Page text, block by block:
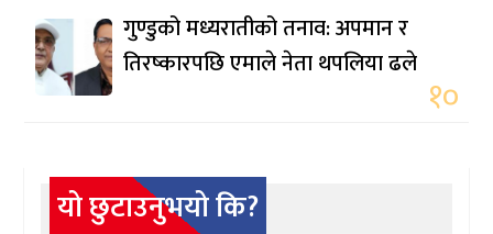
गुण्डुको मध्यरातीको तनाव: अपमान र
तिरष्कारपछि एमाले नेता थपलिया ढले
१०
यो छुटाउनुभयो कि?